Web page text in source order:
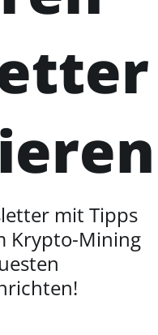
mit Tipps
Krypto-Mining